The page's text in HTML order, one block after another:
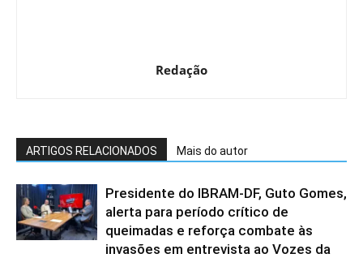
Redação
ARTIGOS RELACIONADOS Mais do autor
Presidente do IBRAM-DF, Guto Gomes,
alerta para período crítico de
queimadas e reforça combate às
invasões em entrevista ao Vozes da